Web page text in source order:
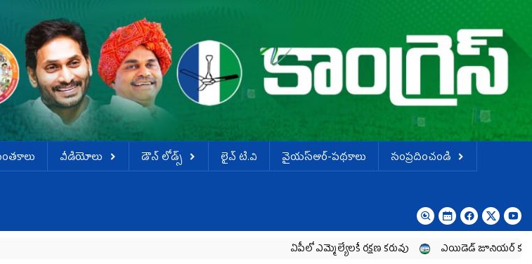
వీడియోలు డౌన్ లోడ్స్ లైవ్ టి.వి వైయస్ఆర్-పథకాలు
సంప్రదించండి
ఏపీలో ఎమ్మెల్యేల‌కే ర‌క్ష‌ణ క‌రువు ఎయిడెడ్‌ జూనియర్‌ కళాశాలల